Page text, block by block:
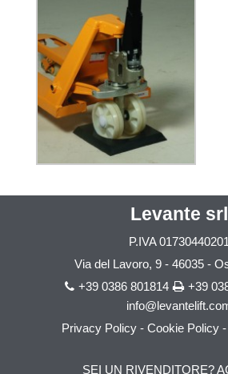
Levante srl
P.IVA01730440201
Via del Lavoro, 9 - 46035 -
+39 0386 801814
+39
Privacy Policy- Cookie Policy-
SEI UN RIVENDITORE?